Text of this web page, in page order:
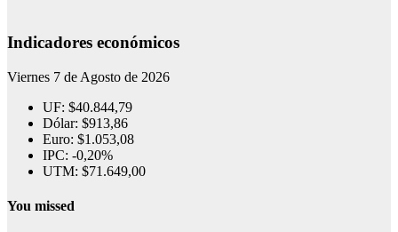
Indicadores económicos
Viernes 7 de Agosto de 2026
UF: $40.844,79
Dólar: $913,86
Euro: $1.053,08
IPC: -0,20%
UTM: $71.649,00
You missed